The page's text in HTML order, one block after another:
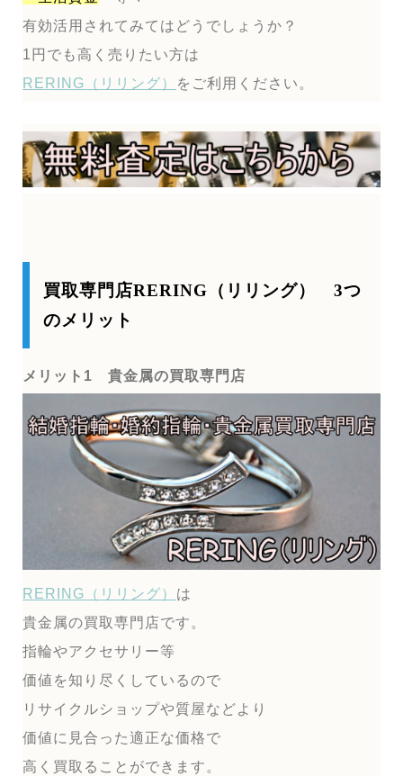
有効活用されてみてはどうでしょうか？
1円でも高く売りたい方は
RERING（リリング）
をご利用ください。
買取専門店RERING（リリング） 3つ
のメリット
メリット1 貴金属の買取専門店
RERING（リリング） は
貴金属の買取専門店です。
指輪やアクセサリー等
価値を知り尽くしているので
リサイクルショップや質屋などより
価値に見合った適正な価格で
高く買取ることができます。